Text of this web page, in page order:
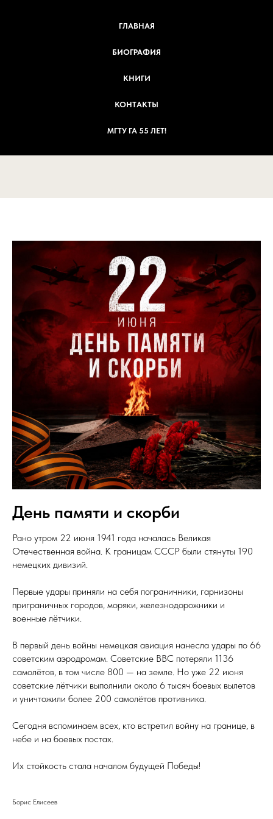
ГЛАВНАЯ
БИОГРАФИЯ
КНИГИ
КОНТАКТЫ
МГТУ ГА 55 ЛЕТ!
День памяти и скорби
Рано утром 22 июня 1941 года началась Великая
Отечественная война. К границам СССР были стянуты 190
немецких дивизий.
Первые удары приняли на себя пограничники, гарнизоны
приграничных городов, моряки, железнодорожники и
военные лётчики.
В первый день войны немецкая авиация нанесла удары по 66
советским аэродромам. Советские ВВС потеряли 1136
самолётов, в том числе 800 — на земле. Но уже 22 июня
советские лётчики выполнили около 6 тысяч боевых вылетов
и уничтожили более 200 самолётов противника.
Сегодня вспоминаем всех, кто встретил войну на границе, в
небе и на боевых постах.
Их стойкость стала началом будущей Победы!
Борис Елисеев